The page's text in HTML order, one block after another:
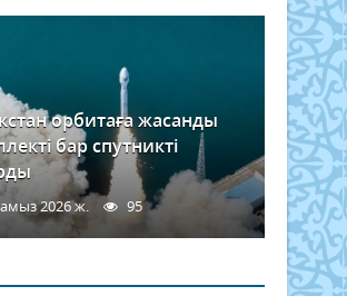
орбитаға жасанды
бар спутникті
2026 ж. 95